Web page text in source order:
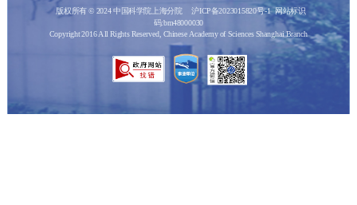
版权所有 © 2024 中国科学院上海分院 沪ICP备2023015820号-1 网站标识
码:bm48000030
Copyright 2016 All Rights Reserved, Chinese Academy of Sciences Shanghai Branch